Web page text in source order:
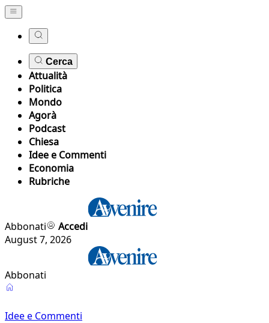
Cerca
Attualità
Politica
Mondo
Agorà
Podcast
Chiesa
Idee e Commenti
Economia
Rubriche
Abbonati
Accedi
August 7, 2026
Abbonati
Idee e Commenti